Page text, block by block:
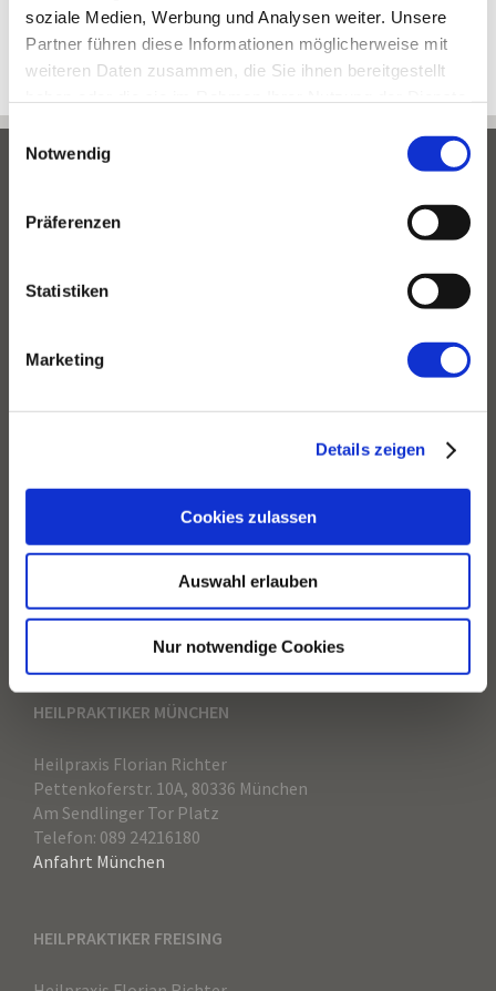
soziale Medien, Werbung und Analysen weiter. Unsere
Partner führen diese Informationen möglicherweise mit
weiteren Daten zusammen, die Sie ihnen bereitgestellt
Einwilligungsauswahl
Notwendig
Präferenzen
Statistiken
Marketing
Details zeigen
Cookies zulassen
Auswahl erlauben
Nur notwendige Cookies
TDP
Kontakt
QUICKLINKS
TCM München
Dorn Therapie München
Metabolic Balance MünchenHeilpraktiker Freising
Heilpraktiker München
HEILPRAKTIKER MÜNCHEN
Heilpraxis Florian Richter
Pettenkoferstr. 10A, 80336 München
Am Sendlinger Tor Platz
Telefon: 089 24216180
Anfahrt München
HEILPRAKTIKER FREISING